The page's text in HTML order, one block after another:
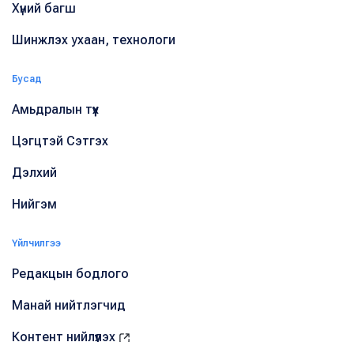
Хүний багш
Шинжлэх ухаан, технологи
Бусад
Амьдралын түүх
Цэгцтэй Сэтгэх
Дэлхий
Нийгэм
Үйлчилгээ
Редакцын бодлого
Манай нийтлэгчид
Контент нийлүүлэх